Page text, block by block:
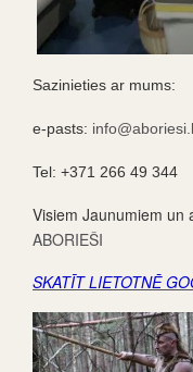
Sazinieties ar mums:
e-pasts:
Tel: +371 266 49 344
Visiem Jaunumiem un
ABORIEŠI
SKATĪT LIETOTNĒ